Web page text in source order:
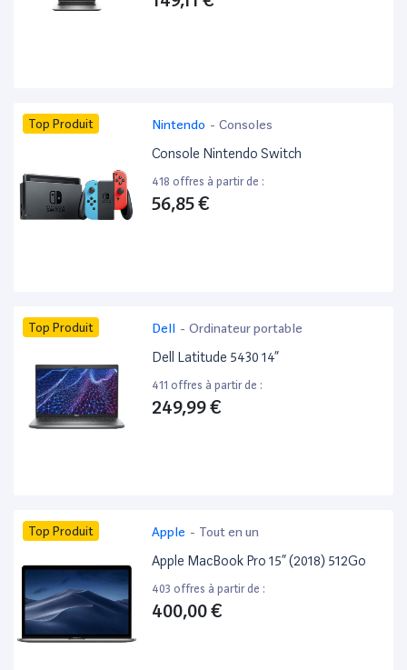
Top Produit Nintendo - Consoles
Console Nintendo Switch
418 offres à partir de :
56,85 €
Top Produit Dell - Ordinateur portable
Dell Latitude 5430 14”
411 offres à partir de :
249,99 €
Top Produit Apple - Tout en un
Apple MacBook Pro 15” (2018) 512Go
403 offres à partir de :
400,00 €